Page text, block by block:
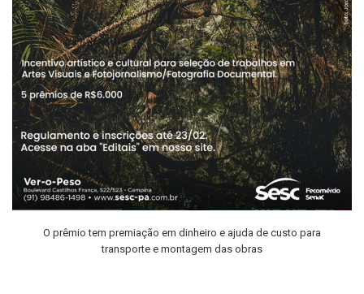
O prêmio tem premiação em dinheiro e ajuda de custo para
transporte e montagem das obras